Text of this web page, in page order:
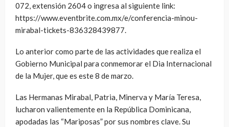
072, extensión 2604 o ingresa al siguiente link:
https://www.eventbrite.com.mx/e/conferencia-minou-
mirabal-tickets-836328439877.
Lo anterior como parte de las actividades que realiza el
Gobierno Municipal para conmemorar el Dia Internacional
de la Mujer, que es este 8 de marzo.
Las Hermanas Mirabal, Patria, Minerva y María Teresa,
lucharon valientemente en la República Dominicana,
apodadas las “Mariposas” por sus nombres clave. Su